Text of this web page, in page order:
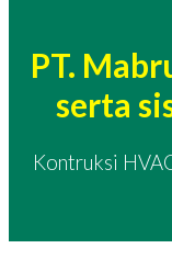
PT.
serta
Kontruksi